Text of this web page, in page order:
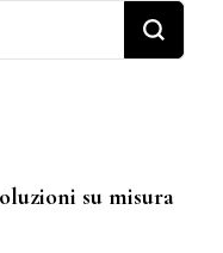
su misura